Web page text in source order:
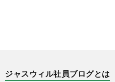
ジャスウィル社員ブログとは